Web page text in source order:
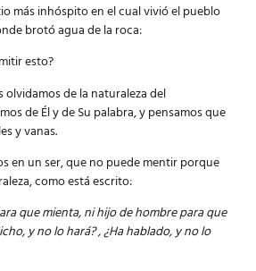
más inhóspito en el cual vivió el pueblo
brotó agua de la roca:
esto?
olvidamos de la naturaleza del
de Él y de Su palabra, y pensamos que
y vanas.
en un ser, que no puede mentir porque
como está escrito:
que mienta, ni hijo de hombre para que
y no lo hará? , ¿Ha hablado, y no lo